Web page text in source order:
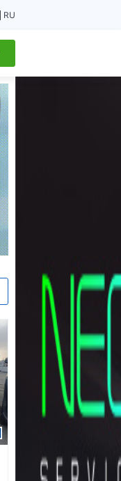
RU